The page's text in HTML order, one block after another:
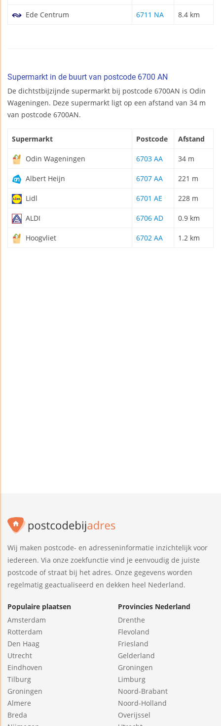
Ede Centrum 6711 NA 8.4 km
Supermarkt in de buurt van postcode 6700 AN
De dichtstbijzijnde supermarkt bij postcode 6700AN is Odin
Wageningen. Deze supermarkt ligt op een afstand van 34 m
van postcode 6700AN.
Supermarkt Postcode Afstand
Odin Wageningen 6703 AA 34 m
Albert Heijn 6707 AA 221 m
Lidl 6701 AE 228 m
ALDI 6706 AD 0.9 km
Hoogvliet 6702 AA 1.2 km
Wij maken postcode- en adresseninformatie inzichtelijk voor
iedereen. Via onze zoekfunctie vind je eenvoudig de juiste
postcode of straat bij het adres. Onze gegevens worden
regelmatig geactualiseerd en dekken heel Nederland.
Populaire plaatsen
Amsterdam
Rotterdam
Den Haag
Utrecht
Eindhoven
Tilburg
Groningen
Almere
Breda
Provincies Nederland
Drenthe
Flevoland
Friesland
Gelderland
Groningen
Limburg
Noord-Brabant
Noord-Holland
Overijssel